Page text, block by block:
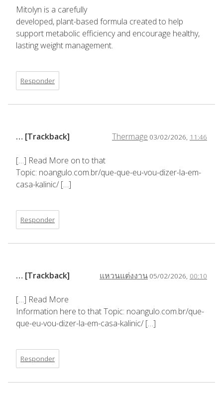
Mitolyn is a carefully
developed, plant-based formula created to help
support metabolic efficiency and encourage healthy,
lasting weight management.
Responder
Thermage 03/02/2026, 11:46
… [Trackback]
[…] Read More on to that
Topic: noangulo.com.br/que-que-eu-vou-dizer-la-em-
casa-kalinic/ […]
Responder
แหวนแต่งงาน 05/02/2026, 00:10
… [Trackback]
[…] Read More
Information here to that Topic: noangulo.com.br/que-
que-eu-vou-dizer-la-em-casa-kalinic/ […]
Responder